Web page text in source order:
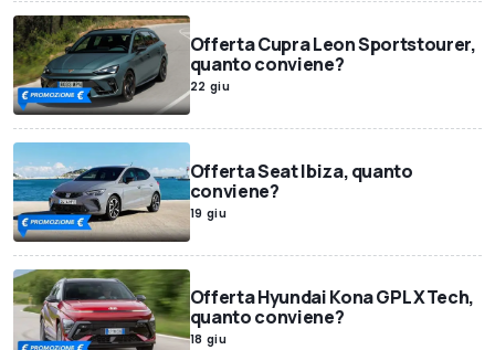
Offerta Cupra Leon Sportstourer,
quanto conviene?
22 giu
Offerta Seat Ibiza, quanto
conviene?
19 giu
Offerta Hyundai Kona GPL XTech,
quanto conviene?
18 giu